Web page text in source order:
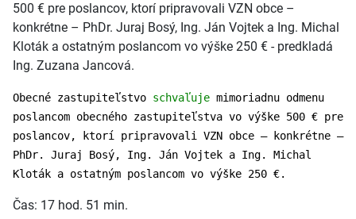
500 € pre poslancov, ktorí pripravovali VZN obce –
konkrétne – PhDr. Juraj Bosý, Ing. Ján Vojtek a Ing. Michal
Kloták a ostatným poslancom vo výške 250 € - predkladá
Ing. Zuzana Jancová.
Obecné zastupiteľstvo schvaľuje mimoriadnu odmenu
poslancom obecného zastupiteľstva vo výške 500 € pre
poslancov, ktorí pripravovali VZN obce – konkrétne –
PhDr. Juraj Bosý, Ing. Ján Vojtek a Ing. Michal
Kloták a ostatným poslancom vo výške 250 €.
Čas: 17 hod. 51 min.